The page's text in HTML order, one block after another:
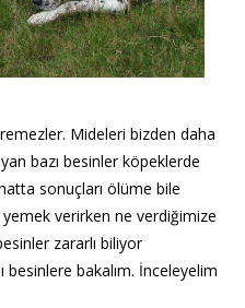
Mideleri bizden daha
bazı besinler köpeklerde
sonuçları ölüme bile
verirken ne verdiğimize
zararlı biliyor
besinlere bakalım. İnceleyelim